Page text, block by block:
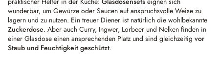
wunderbar, um Gewürze oder Saucen auf anspruchsvolle Weise zu
lagern und zu nutzen. Ein treuer Diener ist natürlich die wohlbekannte
Zuckerdose. Aber auch Curry, Ingwer, Lorbeer und Nelken finden in
einer Glasdose einen ansprechenden Platz und sind gleichzeitig vor
Staub und Feuchtigkeit geschützt.